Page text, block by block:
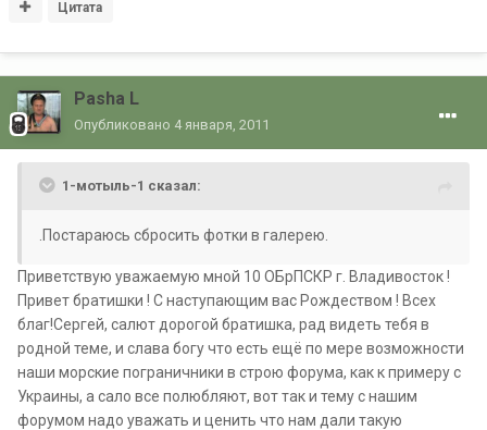
Цитата
Pasha L
Опубликовано 4 января, 2011
1-мотыль-1 сказал:
.Постараюсь сбросить фотки в галерею.
Приветствую уважаемую мной 10 ОБрПСКР г. Владивосток !
Привет братишки ! С наступающим вас Рождеством ! Всех
благ!Сергей, салют дорогой братишка, рад видеть тебя в
родной теме, и слава богу что есть ещё по мере возможности
наши морские пограничники в строю форума, как к примеру с
Украины, а сало все полюбляют, вот так и тему с нашим
форумом надо уважать и ценить что нам дали такую